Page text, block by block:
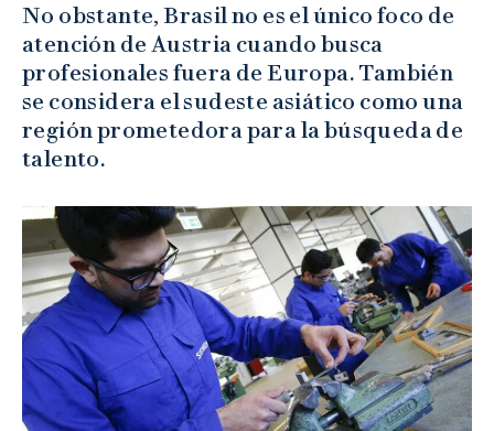
No obstante, Brasil no es el único foco de
atención de Austria cuando busca
profesionales fuera de Europa. También
se considera el sudeste asiático como una
región prometedora para la búsqueda de
talento.